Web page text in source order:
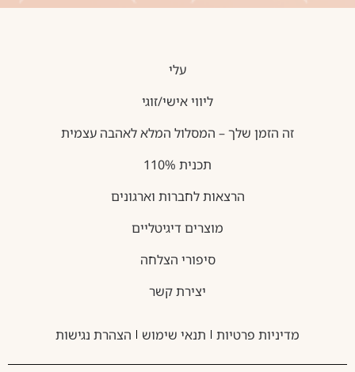
עלי
ליווי אישי/זוגי
זה הזמן שלך – המסלול המלא לאהבה עצמית
תכנית 110%
הרצאות לחברות וארגונים
מוצרים דיגיטליים
סיפורי הצלחה
יצירת קשר
מדיניות פרטיות תנאי שימוש הצהרת נגישות